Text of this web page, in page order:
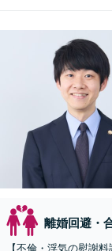
離婚回避・
【不倫・浮気の慰謝